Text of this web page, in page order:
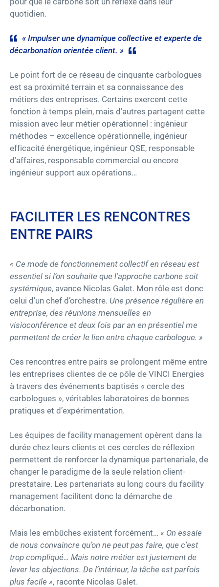
quotidien.
« Impulser une dynamique collective et experte de
décarbonation orientée client. »
Le point fort de ce réseau de cinquante carbologues
est sa proximité terrain et sa connaissance des
métiers des entreprises. Certains exercent cette
fonction à temps plein, mais d’autres partagent cette
mission avec leur métier opérationnel : ingénieur
méthodes – excellence opérationnelle, ingénieur
efficacité énergétique, ingénieur QSE, responsable
d’affaires, responsable commercial ou encore
ingénieur support aux opérations…
FACILITER LES RENCONTRES
ENTRE PAIRS
« Ce mode de fonctionnement collectif en réseau est
essentiel si l’on souhaite que l’approche carbone soit
systémique, avance Nicolas Galet. Mon rôle est donc
celui d’un chef d’orchestre. Une présence régulière en
entreprise, des réunions mensuelles en
visioconférence et deux fois par an en présentiel me
permettent de créer le lien entre chaque carbologue. »
Ces rencontres entre pairs se prolongent même entre
les entreprises clientes de ce pôle de VINCI Energies
à travers des événements baptisés « cercle des
carbologues », véritables laboratoires de bonnes
pratiques et d’expérimentation.
Les équipes de facility management opèrent dans la
durée chez leurs clients et ces cercles de réflexion
permettent de renforcer la dynamique partenariale, de
changer le paradigme de la seule relation client-
prestataire. Les partenariats au long cours du facility
management facilitent donc la démarche de
décarbonation.
Mais les embûches existent forcément… « On essaie
de nous convaincre qu’on ne peut pas faire, que c’est
trop compliqué… Mais notre métier est justement de
lever les objections. De l’intérieur, la tâche est parfois
plus facile », raconte Nicolas Galet.